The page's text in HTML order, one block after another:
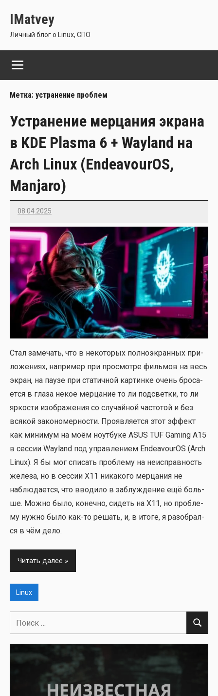
содержимому
IMatvey
Личный блог о Linux, СПО
Метка: устранение проблем
Устранение мерцания экрана
в KDE Plasma 6 + Wayland на
Arch Linux (EndeavourOS,
Manjaro)
08.04.2025
Imatvey
Стал заме­чать, что в неко­то­рых пол­но­экран­ных при­
ло­же­ни­ях, напри­мер при про­смот­ре филь­мов на весь
экран, на пау­зе при ста­тич­ной кар­тин­ке очень бро­са­
ет­ся в гла­за некое мер­ца­ние то ли под­свет­ки, то ли
ярко­сти изоб­ра­же­ния со слу­чай­ной часто­той и без
вся­кой зако­но­мер­но­сти. Про­яв­ля­ет­ся этот эффект
как мини­мум на моём ноут­бу­ке ASUS TUF Gaming A15
в сес­сии Wayland под управ­ле­ни­ем EndeavourOS (Arch
Linux). Я бы мог спи­сать про­бле­му на неис­прав­ность
желе­за, но в сес­сии X11 ника­ко­го мер­ца­ния не
наблю­да­ет­ся, что вво­ди­ло в заблуж­де­ние ещё боль­
ше. Мож­но было, конеч­но, сидеть на X11, но про­бле­
му нуж­но было как-то решать, и, в ито­ге, я разо­брал­
ся в чём дело.
Читать далее
Linux
Поиск
для:
Поиск